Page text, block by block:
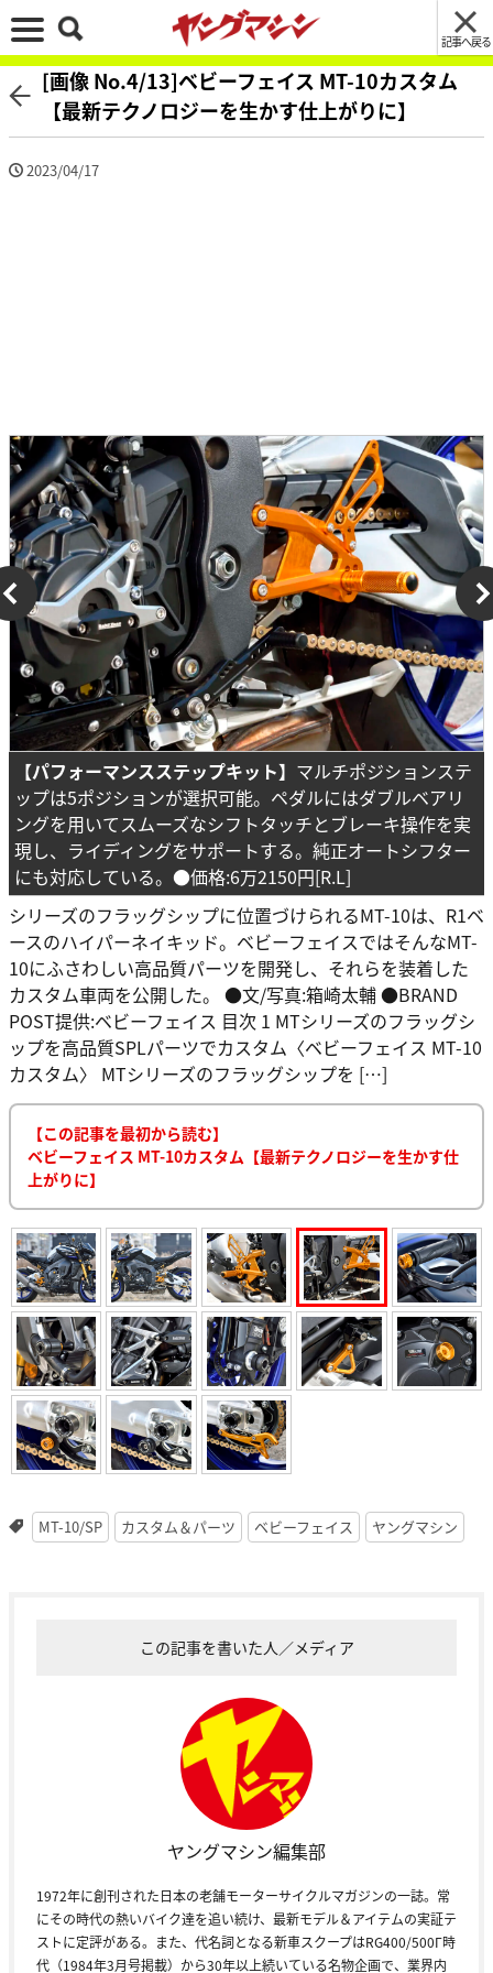
記事へ戻る
[画像 No.4/13]ベビーフェイス MT-10カスタム
【最新テクノロジーを生かす仕上がりに】
2023/04/17
【パフォーマンスステップキット】 マルチポジションステ
ップは5ポジションが選択可能。ペダルにはダブルベアリ
ングを用いてスムーズなシフトタッチとブレーキ操作を実
現し、ライディングをサポートする。純正オートシフター
にも対応している。●価格:6万2150円[R.L]
シリーズのフラッグシップに位置づけられるMT-10は、R1ベ
ースのハイパーネイキッド。ベビーフェイスではそんなMT-
10にふさわしい高品質パーツを開発し、それらを装着した
カスタム車両を公開した。 ●文/写真:箱崎太輔 ●BRAND
POST提供:ベビーフェイス 目次 1 MTシリーズのフラッグシ
ップを高品質SPLパーツでカスタム〈ベビーフェイス MT-10
カスタム〉 MTシリーズのフラッグシップを […]
【この記事を最初から読む】
ベビーフェイス MT-10カスタム【最新テクノロジーを生かす仕
上がりに】
MT-10/SP カスタム＆パーツ ベビーフェイス ヤングマシン
この記事を書いた人／メディア
ヤングマシン編集部
1972年に創刊された日本の老舗モーターサイクルマガジンの一誌。常
にその時代の熱いバイク達を追い続け、最新モデル＆アイテムの実証テ
ストに定評がある。また、代名詞となる新車スクープはRG400/500Γ時
代（1984年3月号掲載）から30年以上続いている名物企画で、業界内